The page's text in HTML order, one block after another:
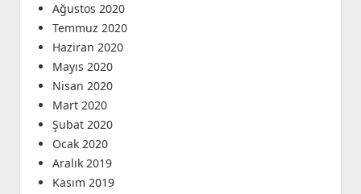
Ağustos 2020
Temmuz 2020
Haziran 2020
Mayıs 2020
Nisan 2020
Mart 2020
Şubat 2020
Ocak 2020
Aralık 2019
Kasım 2019